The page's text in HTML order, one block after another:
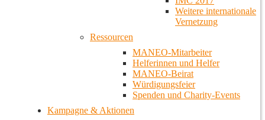
Weitere internationale
Vernetzung
Ressourcen
MANEO-Mitarbeiter
Helferinnen und Helfer
MANEO-Beirat
Würdigungsfeier
Spenden und Charity-Events
Kampagne & Aktionen